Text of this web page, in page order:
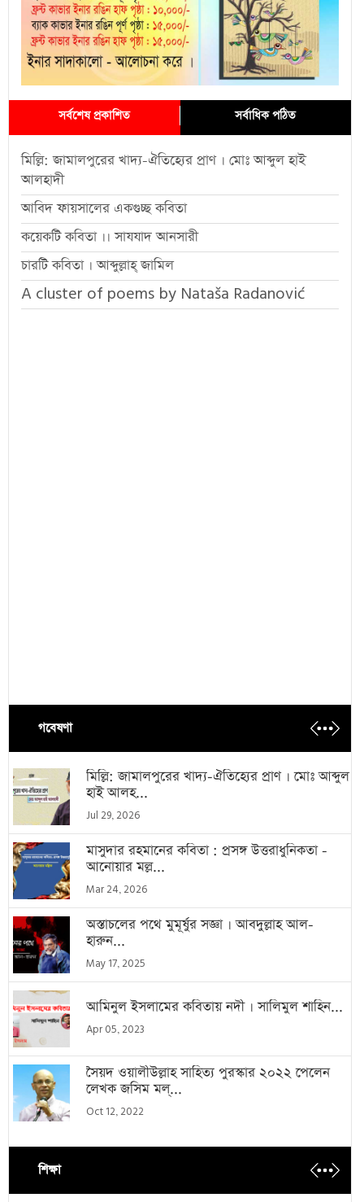
সর্বশেষ প্রকাশিত সর্বাধিক পঠিত
মিল্লি: জামালপুরের খাদ্য-ঐতিহ্যের প্রাণ । মোঃ আব্দুল হাই
আলহাদী
আবিদ ফায়সালের একগুচ্ছ কবিতা
কয়েকটি কবিতা ।। সাযযাদ আনসারী
চারটি কবিতা । আব্দুল্লাহ্ জামিল
A cluster of poems by Nataša Radanović
গবেষণা
মিল্লি: জামালপুরের খাদ্য-ঐতিহ্যের প্রাণ । মোঃ আব্দুল
হাই আলহ...
Jul 29, 2026
মাসুদার রহমানের কবিতা : প্রসঙ্গ উত্তরাধুনিকতা -
আনোয়ার মল্ল...
Mar 24, 2026
অস্তাচলের পথে মুমূর্ষুর সজ্ঞা । আবদুল্লাহ আল-
হারুন...
May 17, 2025
আমিনুল ইসলামের কবিতায় নদী । সালিমুল শাহিন...
Apr 05, 2023
সৈয়দ ওয়ালীউল্লাহ সাহিত্য পুরস্কার ২০২২ পেলেন
লেখক জসিম মল্...
Oct 12, 2022
শিক্ষা